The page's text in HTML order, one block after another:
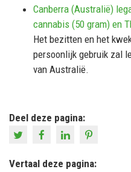
Canberra (Australië)
cannabis (50 gram) en
Het bezitten en het
persoonlijk gebruik zal
van Australië.
Deel deze pagina:
Vertaal deze pagina: